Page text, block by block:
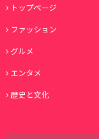
トップページ
ファッション
グルメ
エンタメ
歴史と文化